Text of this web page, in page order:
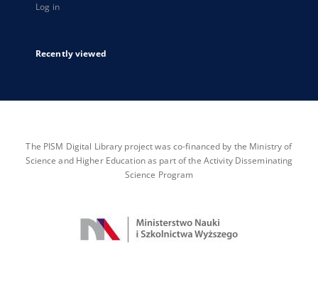
Log in
Recently viewed
The PISM Digital Library project was co-financed by the Ministry of
Science and Higher Education as part of the Activity Disseminating
Science Program